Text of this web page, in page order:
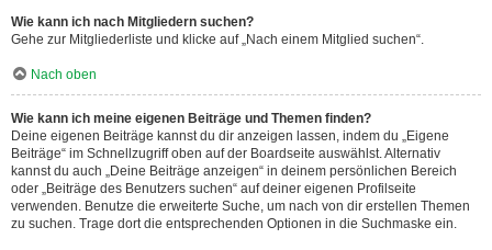
Wie kann ich nach Mitgliedern suchen?
Gehe zur Mitgliederliste und klicke auf „Nach einem Mitglied suchen“.
Nach oben
Wie kann ich meine eigenen Beiträge und Themen finden?
Deine eigenen Beiträge kannst du dir anzeigen lassen, indem du „Eigene
Beiträge“ im Schnellzugriff oben auf der Boardseite auswählst. Alternativ
kannst du auch „Deine Beiträge anzeigen“ in deinem persönlichen Bereich
oder „Beiträge des Benutzers suchen“ auf deiner eigenen Profilseite
verwenden. Benutze die erweiterte Suche, um nach von dir erstellen Themen
zu suchen. Trage dort die entsprechenden Optionen in die Suchmaske ein.